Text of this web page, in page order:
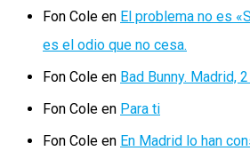
Fon Cole en El problema no es
es el odio que no cesa.
Fon Cole en Bad Bunny. Madrid,
Fon Cole en Para ti
Fon Cole en En Madrid lo han